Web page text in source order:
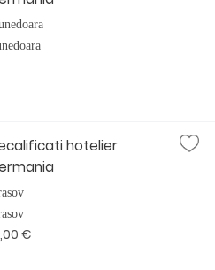
hotelier
€